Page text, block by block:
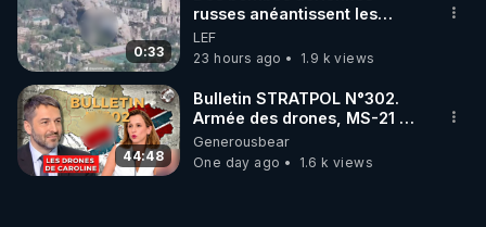
0:33
russes anéantissent les
centres de contrôle de
drones de 3 brigades
ukrainienne
LEF
23 hours ago
1.9 k views
44:48
Bulletin STRATPOL N°302.
Armée des drones, MS-21 en
série, missiles coréens.
07.08.2026.
Generousbear
One day ago
1.6 k views